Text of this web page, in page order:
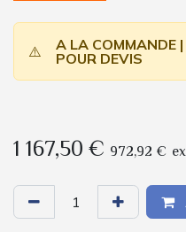
⚠️
A LA COMMANDE
POUR DEVIS
1 167,50€ 972,92 €